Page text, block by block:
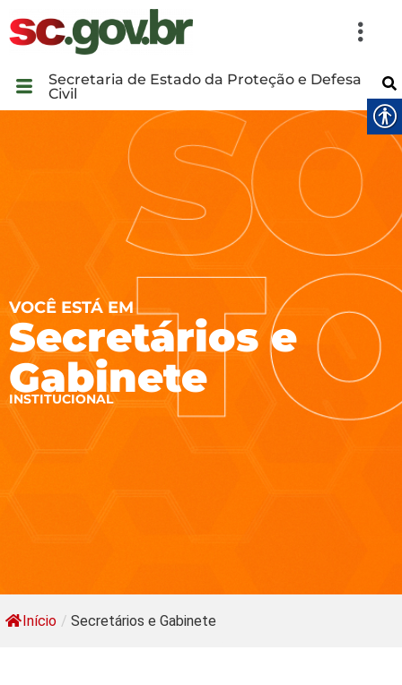
Secretaria de Estado da Proteção e Defesa
Civil
VOCÊ ESTÁ EM
Secretários e
Gabinete
INSTITUCIONAL
Início / Secretários e Gabinete